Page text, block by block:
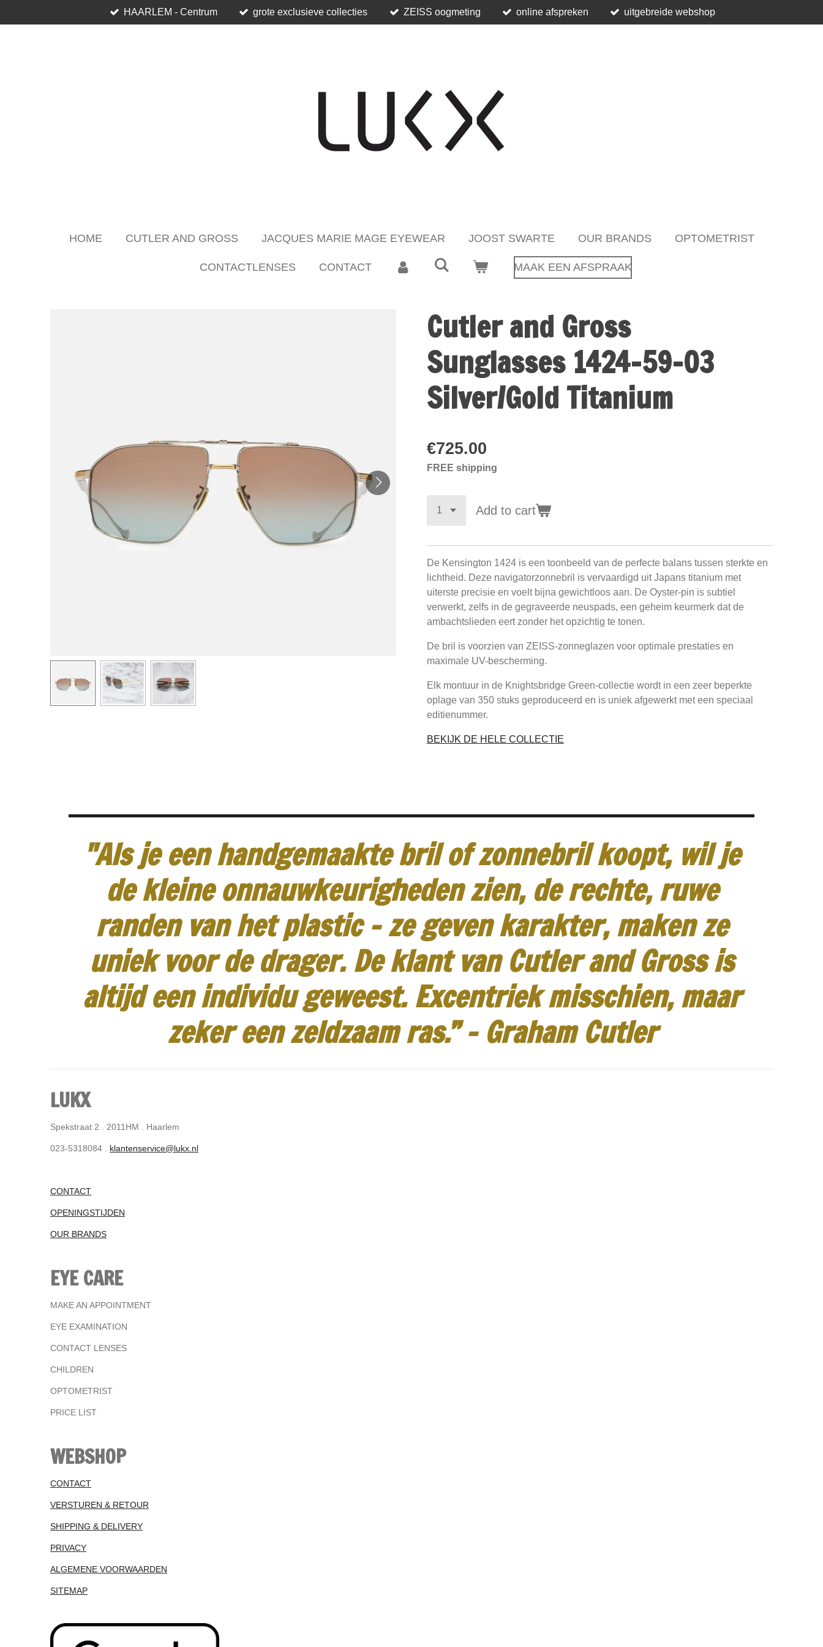
to
HAARLEM - Centrum grote exclusieve collecties ZEISS oogmeting online afspreken uitgebreide webshop
HOME CUTLER AND GROSS JACQUES MARIE MAGE EYEWEAR JOOST SWARTE OUR BRANDS OPTOMETRIST
CONTACTLENSES CONTACT MAAK EEN AFSPRAAK
Cutler and Gross
Sunglasses 1424-59-03
Silver/Gold Titanium
€725.00
FREE shipping
Add to cart
De Kensington 1424 is een toonbeeld van de perfecte balans tussen sterkte en
lichtheid. Deze navigatorzonnebril is vervaardigd uit Japans titanium met
uiterste precisie en voelt bijna gewichtloos aan. De Oyster-pin is subtiel
verwerkt, zelfs in de gegraveerde neuspads, een geheim keurmerk dat de
ambachtslieden eert zonder het opzichtig te tonen.
De bril is voorzien van ZEISS-zonneglazen voor optimale prestaties en
maximale UV-bescherming.
Elk montuur in de Knightsbridge Green-collectie wordt in een zeer beperkte
oplage van 350 stuks geproduceerd en is uniek afgewerkt met een speciaal
editienummer.
BEKIJK DE HELE COLLECTIE
"Als je een handgemaakte bril of zonnebril koopt, wil je
de kleine onnauwkeurigheden zien, de rechte, ruwe
randen van het plastic - ze geven karakter, maken ze
uniek voor de drager. De klant van Cutler and Gross is
altijd een individu geweest. Excentriek misschien, maar
zeker een zeldzaam ras.” - Graham Cutler
LUKX
Spekstraat 2 . 2011HM . Haarlem
023-5318084 . klantenservice@lukx.nl
CONTACT
OPENINGSTIJDEN
OUR BRANDS
EYE CARE
MAKE AN APPOINTMENT
EYE EXAMINATION
CONTACT LENSES
CHILDREN
OPTOMETRIST
PRICE LIST
WEBSHOP
CONTACT
VERSTUREN & RETOUR
SHIPPING & DELIVERY
PRIVACY
ALGEMENE VOORWAARDEN
SITEMAP